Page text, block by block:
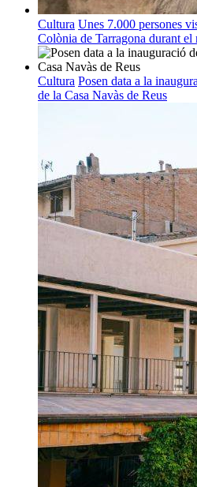
Cultura Unes 7.000 persones
Colònia de Tarragona durant el
Cultura Posen data a la
de la Casa Navàs de Reus